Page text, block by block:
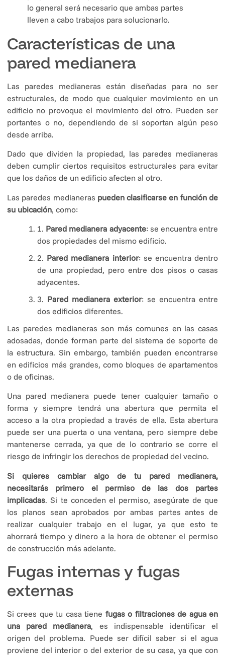
lo general será necesario que ambas partes
lleven a cabo trabajos para solucionarlo.
Características de una
pared medianera
Las paredes medianeras están diseñadas para no ser
estructurales, de modo que cualquier movimiento en un
edificio no provoque el movimiento del otro. Pueden ser
portantes o no, dependiendo de si soportan algún peso
desde arriba.
Dado que dividen la propiedad, las paredes medianeras
deben cumplir ciertos requisitos estructurales para evitar
que los daños de un edificio afecten al otro.
Las paredes medianeras pueden clasificarse en función de
su ubicación, como:
1. Pared medianera adyacente: se encuentra entre
dos propiedades del mismo edificio.
2. Pared medianera interior: se encuentra dentro
de una propiedad, pero entre dos pisos o casas
adyacentes.
3. Pared medianera exterior: se encuentra entre
dos edificios diferentes.
Las paredes medianeras son más comunes en las casas
adosadas, donde forman parte del sistema de soporte de
la estructura. Sin embargo, también pueden encontrarse
en edificios más grandes, como bloques de apartamentos
o de oficinas.
Una pared medianera puede tener cualquier tamaño o
forma y siempre tendrá una abertura que permita el
acceso a la otra propiedad a través de ella. Esta abertura
puede ser una puerta o una ventana, pero siempre debe
mantenerse cerrada, ya que de lo contrario se corre el
riesgo de infringir los derechos de propiedad del vecino.
Si quieres cambiar algo de tu pared medianera,
necesitarás primero el permiso de las dos partes
implicadas. Si te conceden el permiso, asegúrate de que
los planos sean aprobados por ambas partes antes de
realizar cualquier trabajo en el lugar, ya que esto te
ahorrará tiempo y dinero a la hora de obtener el permiso
de construcción más adelante.
Fugas internas y fugas
externas
Si crees que tu casa tiene fugas o filtraciones de agua en
una pared medianera, es indispensable identificar el
origen del problema. Puede ser difícil saber si el agua
proviene del interior o del exterior de su casa, ya que con